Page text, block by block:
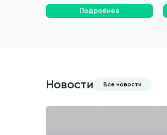
Подробнее
Новости Все новости